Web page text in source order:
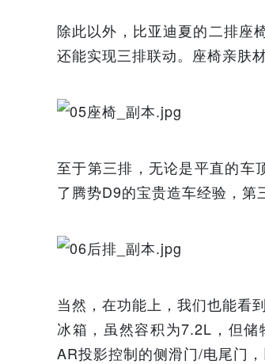
除此以外，比亚迪夏的二排座
还能实现三排联动。座椅亲肤
至于第三排，无论是平直的车
了腾势D9的宝贵造车经验，第
当然，在功能上，我们也能看
冰箱，虽然容积为7.2L，但
AR投影控制的侧滑门/电尾门